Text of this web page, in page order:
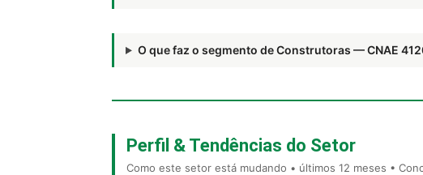
O que faz o segmento de Construtoras — CNAE
Perfil & Tendências do Setor
Como este setor está mudando • últimos 12 meses •